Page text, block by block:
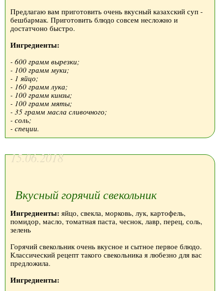
Предлагаю вам приготовить очень вкусный казахский суп -
бешбармак. Приготовить блюдо совсем несложно и
достатчоно быстро.
Ингредиенты:
- 600 грамм вырезки;
- 100 грамм муки;
- 1 яйцо;
- 160 грамм лука;
- 100 грамм кинзы;
- 100 грамм мяты;
- 35 грамм масла сливочного;
- соль;
- специи.
15.06.2018
Вкусный горячий свекольник
Ингредиенты: яйцо, свекла, морковь, лук, картофель,
помидор, масло, томатная паста, чеснок, лавр, перец, соль,
зелень
Горячий свекольник очень вкусное и сытное первое блюдо.
Классический рецепт такого свекольника я любезно для вас
предложила.
Ингредиенты: